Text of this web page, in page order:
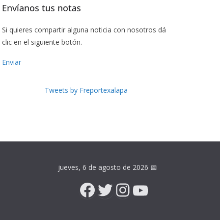
Envíanos tus notas
Si quieres compartir alguna noticia con nosotros dá
clic en el siguiente botón.
Enviar
Tweets by Freportexalapa
jueves, 6 de agosto de 2026 📅
Facebook
Twitter
Instagram
YouTube